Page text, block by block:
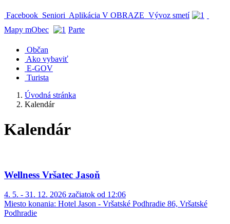
Facebook Seniori Aplikácia V OBRAZE Vývoz smetí
Mapy mObec
Parte
Občan
Ako vybaviť
E-GOV
Turista
Úvodná stránka
Kalendár
Kalendár
Wellness Vršatec Jasoň
4. 5. - 31. 12. 2026 začiatok od 12:06
Miesto konania: Hotel Jason - Vršatské Podhradie 86, Vršatské
Podhradie